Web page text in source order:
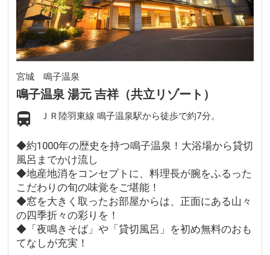
宮城 鳴子温泉
鳴子温泉 湯元 吉祥（共立リゾート）
ＪＲ陸羽東線 鳴子温泉駅から徒歩で約7分。
◆約1000年の歴史を持つ鳴子温泉！大浴場から貸切
風呂までかけ流し
◆地産地消をコンセプトに、料理長が腕をふるった
こだわりの旬の味覚をご堪能！
◆窓を大きく取ったお部屋からは、正面にある山々
の四季折々の彩りを！
◆「夜鳴きそば」や「貸切風呂」を初め無料のおも
てなしが充実！